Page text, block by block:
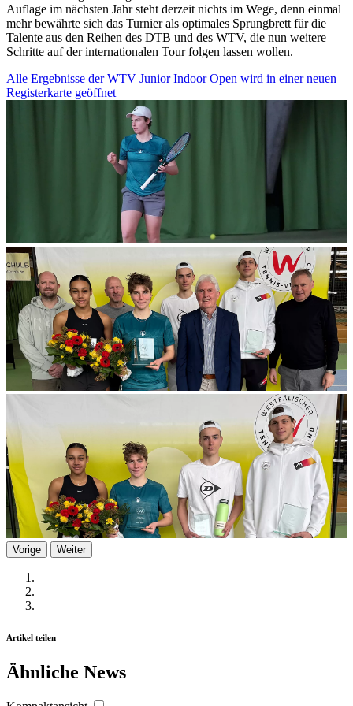
analysieren. Außerdem geben wir Informationen zu Ihrer
Verwendung unserer Website an unsere Partner für
soziale Medien, Werbung und Analysen weiter. Unsere
Partner führen diese Informationen möglicherweise mit
weiteren Daten zusammen, die Sie ihnen bereitgestellt
haben oder die sie im Rahmen Ihrer Nutzung der Dienste
gesammelt haben. DieCookie-Einstellungen
jederzeit über den Link im Footer aufgerufen und
angepasst werden.
Auflage im nächsten Jahr steht derzeit nichts im Wege, denn einmal
mehr bewährte sich das Turnier als optimales Sprungbrett für die
Talente aus den Reihen des DTB und des WTV, die nun weitere
Schritte auf der internationalen Tour folgen lassen wollen.
Alle Ergebnisse der WTV Junior Indoor Open wird in einer neuen
Registerkarte geöffnet
Vorige Weiter
Artikel teilen
Ähnliche News